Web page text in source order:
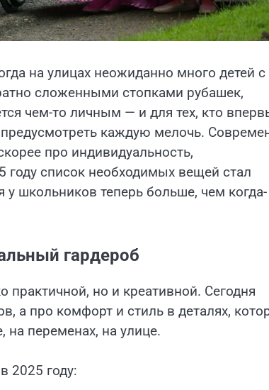
на улицах неожиданно много детей с
сложенными стопками рубашек,
чем-то личным — и для тех, кто
каждую мелочь.
про индивидуальность,
году список необходимых вещей стал
школьников теперь больше, чем когда-
гардероб
но и креативной. Сегодня
а про комфорт и стиль в деталях,
на переменах, на улице.
2025 году: